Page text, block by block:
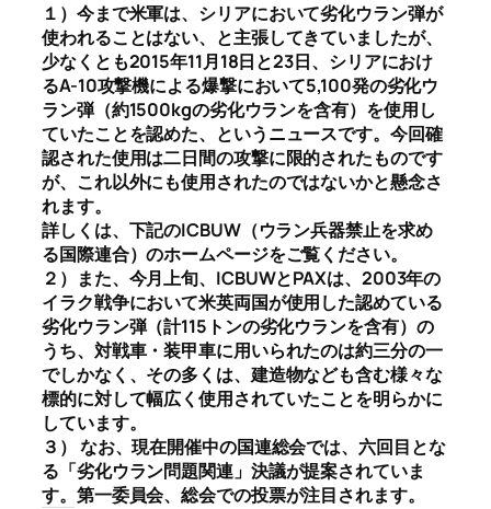
１）今まで米軍は、シリアにおいて劣化ウラン弾が
使われることはない、と主張してきていましたが、
少なくとも2015年11月18日と23日、シリアにおけ
るA-10攻撃機による爆撃において5,100発の劣化ウ
ラン弾（約1500kgの劣化ウランを含有）を使用し
ていたことを認めた、というニュースです。今回確
認された使用は二日間の攻撃に限的されたものです
が、これ以外にも使用されたのではないかと懸念さ
れます。
詳しくは、下記のICBUW（ウラン兵器禁止を求め
る国際連合）のホームページをご覧ください。
２）また、今月上旬、ICBUWとPAXは、2003年の
イラク戦争において米英両国が使用した認めている
劣化ウラン弾（計115トンの劣化ウランを含有）の
うち、対戦車・装甲車に用いられたのは約三分の一
でしかなく、その多くは、建造物なども含む様々な
標的に対して幅広く使用されていたことを明らかに
しています。
３） なお、現在開催中の国連総会では、六回目とな
る「劣化ウラン問題関連」決議が提案されていま
す。第一委員会、総会での投票が注目されます。